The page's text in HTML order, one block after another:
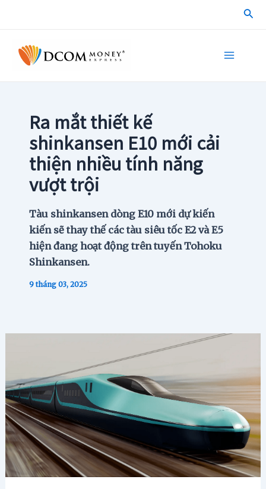
Ra mắt thiết kế
shinkansen E10 mới cải
thiện nhiều tính năng
vượt trội
Tàu shinkansen dòng E10 mới dự kiến
kiến sẽ thay thế các tàu siêu tốc E2 và E5
hiện đang hoạt động trên tuyến Tohoku
Shinkansen.
9 tháng 03, 2025